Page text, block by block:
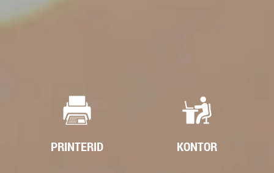
PRINTERID KONTOR